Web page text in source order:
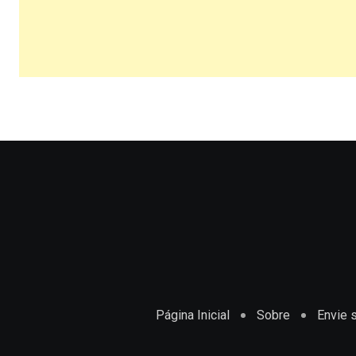
Página Inicial Sobre Envie